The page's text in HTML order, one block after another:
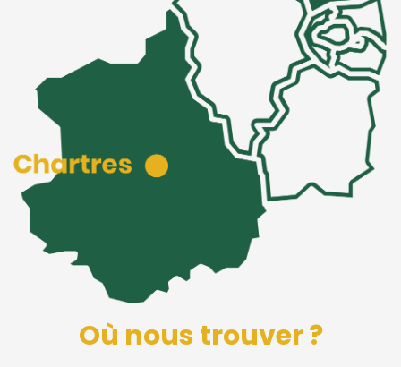
Où nous trouver ?